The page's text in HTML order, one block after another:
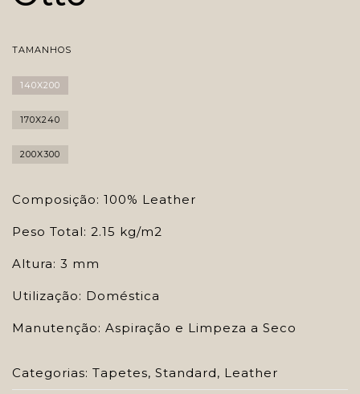
TAMANHOS
140X200
170X240
200X300
Composição: 100% Leather
Peso Total: 2.15 kg/m2
Altura: 3 mm
Utilização: Doméstica
Manutenção: Aspiração e Limpeza a Seco
Categorias: Tapetes, Standard, Leather